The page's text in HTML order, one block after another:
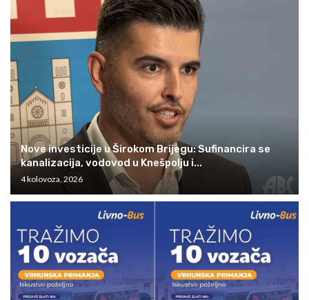
Nove investicije u Širokom Brijegu: Sufinancira se
kanalizacija, vodovod u Knešpolju i...
4 kolovoza, 2026